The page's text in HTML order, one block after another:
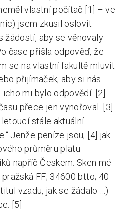
vlastní počítač [1] – ve
jsem zkusil oslovit
žádostí, aby se věnovaly
čase přišla odpověď, že
se na vlastní fakultě mluvit
přijímaček, aby si nás
mi bylo odpovědí. [2]
přece jen vynořoval. [3]
letoucí stále aktuální
Jenže peníze jsou, [4] jak
průměru platu
napříč Českem. Sken mé
FF; 34600 btto; 40
vzadu, jak se žádalo …)
[5]